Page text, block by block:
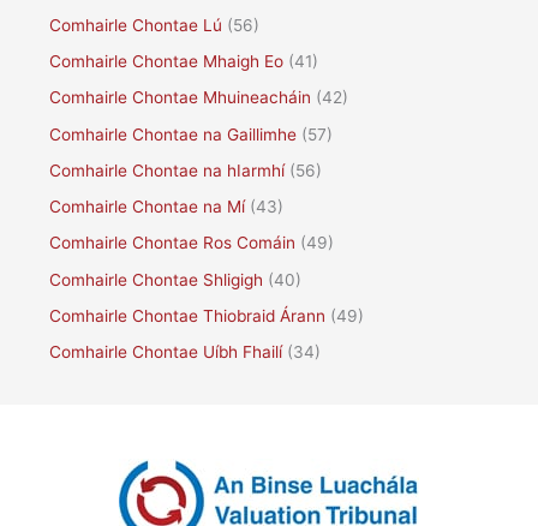
Comhairle Chontae Lú (56)
Comhairle Chontae Mhaigh Eo (41)
Comhairle Chontae Mhuineacháin (42)
Comhairle Chontae na Gaillimhe (57)
Comhairle Chontae na hIarmhí(56)
Comhairle Chontae na Mí(43)
Comhairle Chontae Ros Comáin (49)
Comhairle Chontae Shligigh (40)
Comhairle Chontae Thiobraid Árann (49)
Comhairle Chontae Uíbh Fhailí(34)